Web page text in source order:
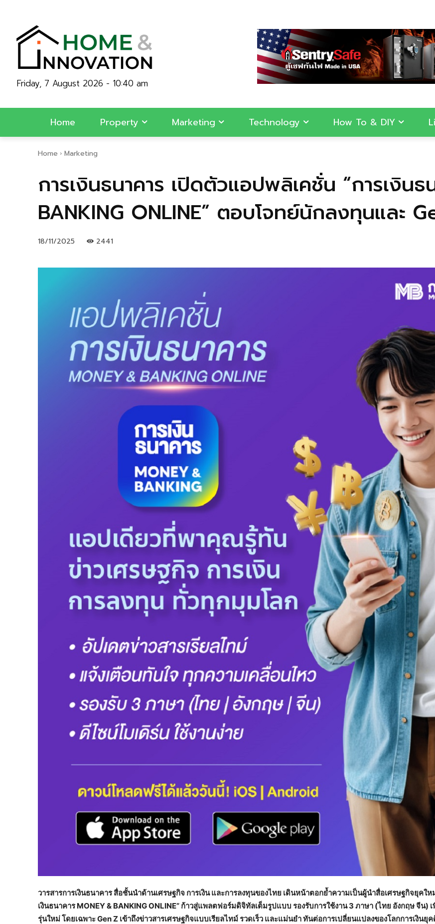
Friday, 7 August 2026 - 10:40 am
Home Property Marketing Technology How To & DIY
Home Marketing
การเงินธนาคาร เปิดตัวแอปพลิเคชั่น “การเงิน
BANKING ONLINE” ตอบโจทย์นักลงทุนและ
18/11/2025 2441
วารสารการเงินธนาคาร สื่อชั้นนำด้านเศรษฐกิจ การเงิน และการลงทุนของไทย เดินหน้าตอกย้ำความเป็นผู้นำสื่อเศรษฐกิจยุคใ
เงินธนาคาร MONEY & BANKING ONLINE” ก้าวสู่แพลตฟอร์มดิจิทัลเต็มรูปแบบ รองรับการใช้งาน 3 ภาษา (ไทย อังกฤษ จีน)
รุ่นใหม่ โดยเฉพาะGen Z เข้าถึงข่าวสารเศรษฐกิจแบบเรียลไทม์ รวดเร็ว และแม่นยำ ทันต่อการเปลี่ยนแปลงของโลกการเงินยุ